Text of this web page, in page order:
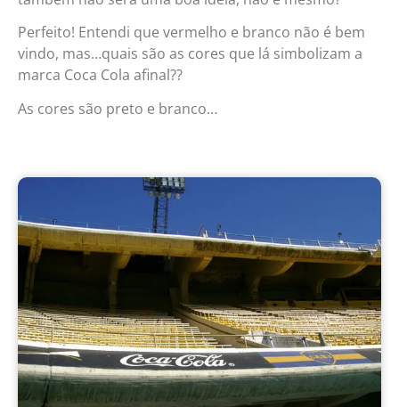
Perfeito! Entendi que vermelho e branco não é bem
vindo, mas…quais são as cores que lá simbolizam a
marca Coca Cola afinal??
As cores são preto e branco…